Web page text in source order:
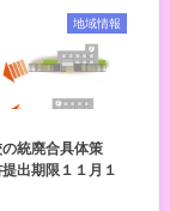
地域情報
統廃合具体策
提出期限１１月１